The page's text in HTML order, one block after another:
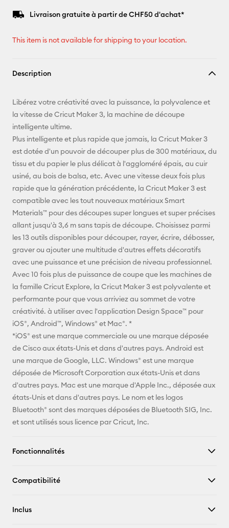
Livraison gratuite à partir de CHF50 d'achat*
This item is not available for shipping to your location.
Description
Libérez votre créativité avec la puissance, la polyvalence et
la vitesse de Cricut Maker 3, la machine de découpe
intelligente ultime.
Plus intelligente et plus rapide que jamais, la Cricut Maker 3
est dotée d'un pouvoir de découper plus de 300 matériaux, du
tissu et du papier le plus délicat à l'aggloméré épais, au cuir
usiné, au bois de balsa, etc. Avec une vitesse deux fois plus
rapide que la génération précédente, la Cricut Maker 3 est
compatible avec les tout nouveaux matériaux Smart
Materials™ pour des découpes super longues et super précises
allant jusqu'à 3,6 m sans tapis de découpe. Choisissez parmi
les 13 outils disponibles pour découper, rayer, écrire, débosser,
graver ou ajouter une multitude d'autres effets décoratifs
avec une puissance et une précision de niveau professionnel.
Avec 10 fois plus de puissance de coupe que les machines de
la famille Cricut Explore, la Cricut Maker 3 est polyvalente et
performante pour que vous arriviez au sommet de votre
créativité. à utiliser avec l'application Design Space™ pour
iOS®, Android™, Windows® et Mac®. *
*iOS® est une marque commerciale ou une marque déposée
de Cisco aux états-Unis et dans d'autres pays. Android est
une marque de Google, LLC. Windows® est une marque
déposée de Microsoft Corporation aux états-Unis et dans
d'autres pays. Mac est une marque d'Apple Inc., déposée aux
états-Unis et dans d'autres pays. Le nom et les logos
Bluetooth® sont des marques déposées de Bluetooth SIG, Inc.
et sont utilisés sous licence par Cricut, Inc.
Fonctionnalités
Compatibilité
Inclus